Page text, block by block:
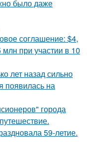
было даже
соглашение: $4,
при участии в 10
лет назад сильно
появилась на
города
59-летие.